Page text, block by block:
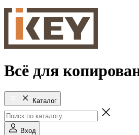
Всё для
Каталог
Вход